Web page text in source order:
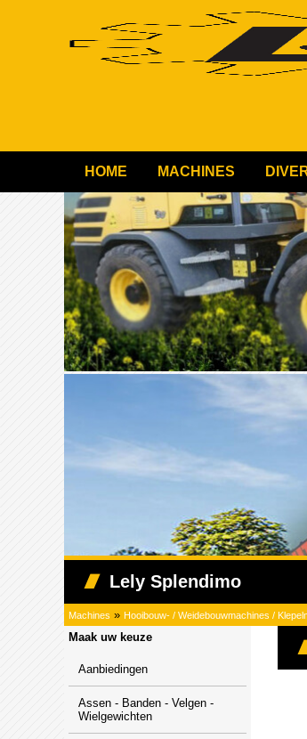
HOME MACHINES
Lely Splendimo
Machines » Hooibouw- / Weidebouwmachines /
Maak uw keuze
Aanbiedingen
Assen - Banden - Velgen -
Wielgewichten